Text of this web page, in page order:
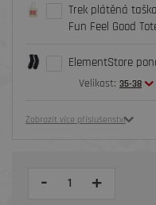
Trek plátěná
Fun Feel Good
ElementStore
Velikost: 35-38
Zobrazit více příslušenství
- +